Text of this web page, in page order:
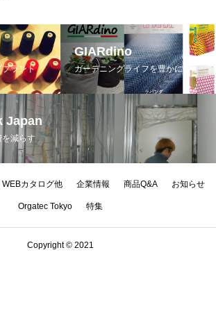
ブランド
GIARdino
ガーデニングライフを豊かに
Japan
を減らす
WEBカタログ他 企業情報 商品Q&A お知らせ
Orgatec Tokyo 特集
Copyright © 2021